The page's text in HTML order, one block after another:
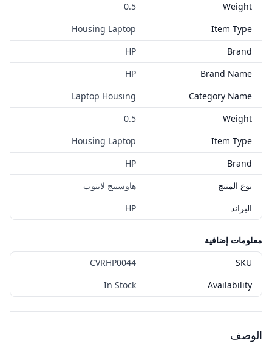
Weight
0.5
Item Type
Housing Laptop
Brand
HP
Brand Name
HP
Category Name
Laptop Housing
Weight
0.5
Item Type
Housing Laptop
Brand
HP
نوع المنتج
هاوسينج لابتوب
البراند
HP
معلومات إضافية
SKU
CVRHP0044
Availability
In Stock
الوصف